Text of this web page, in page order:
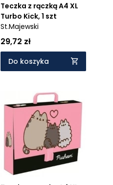
Teczka z rączką A4 XL
Turbo Kick, 1 szt
St.Majewski
29,72 zł
Do koszyka